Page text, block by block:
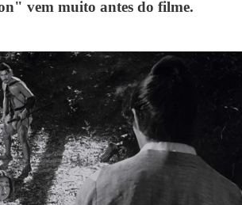
vem muito antes do filme.